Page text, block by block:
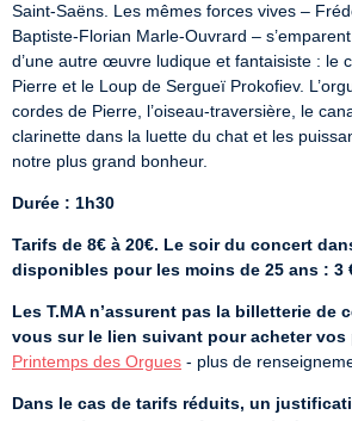
Saint-Saëns. Les mêmes forces vives –
Baptiste-Florian Marle-Ouvrard –
d’une autre œuvre ludique et fantaisiste : le
Pierre et le Loup de Sergueï Prokofiev.
cordes de Pierre, l’oiseau-traversière, le
clarinette dans la luette du chat et les
notre plus grand bonheur.
Durée : 1h30
Tarifs de 8€ à 20€. Le soir du concert
disponibles pour les moins de 25 ans : 3
Les T.MA n’assurent pas la billetterie de
vous sur le lien suivant pour acheter vos
Printemps des Orgues - plus de
Dans le cas de tarifs réduits, un